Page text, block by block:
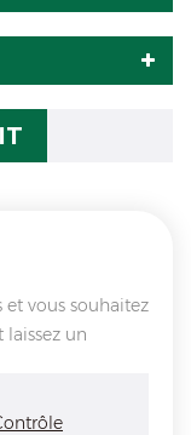
et vous souhaitez
un